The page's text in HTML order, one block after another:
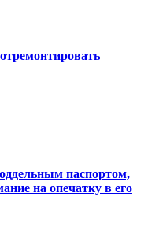
паспортом,
на опечатку в его